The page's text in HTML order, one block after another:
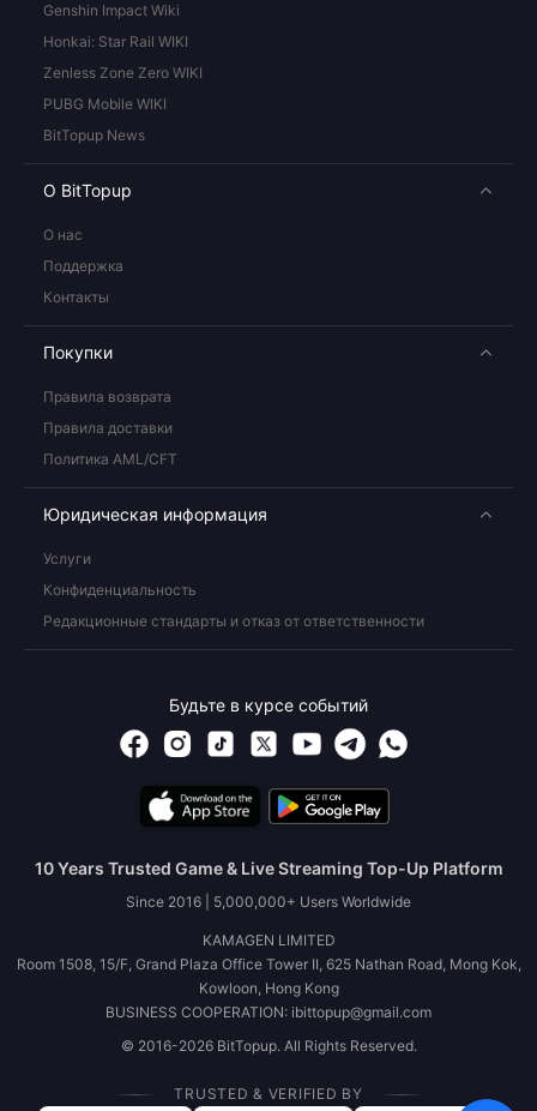
Genshin Impact Wiki
Honkai: Star Rail WIKI
Zenless Zone Zero WIKI
PUBG Mobile WIKI
BitTopup News
О BitTopup
О нас
Поддержка
Контакты
Покупки
Правила возврата
Правила доставки
Политика AML/CFT
Юридическая информация
Услуги
Конфиденциальность
Редакционные стандарты и отказ от ответственности
Будьте в курсе событий
10 Years Trusted Game & Live Streaming Top-Up Platform
Since 2016 | 5,000,000+ Users Worldwide
KAMAGEN LIMITED
Room 1508, 15/F, Grand Plaza Office Tower II, 625 Nathan Road, Mong Kok,
Kowloon, Hong Kong
BUSINESS COOPERATION: ibittopup@gmail.com
© 2016-2026 BitTopup. All Rights Reserved.
TRUSTED & VERIFIED BY